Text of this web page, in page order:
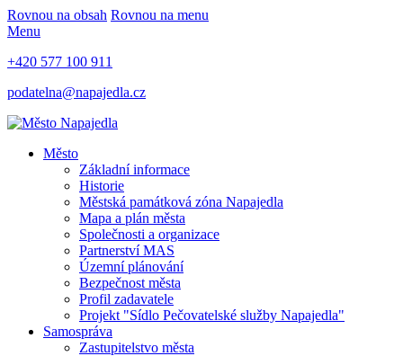
Rovnou na obsah Rovnou na menu
Menu
+420 577 100 911
podatelna@napajedla.cz
Město
Základní informace
Historie
Městská památková zóna Napajedla
Mapa a plán města
Společnosti a organizace
Partnerství MAS
Územní plánování
Bezpečnost města
Profil zadavatele
Projekt "Sídlo Pečovatelské služby Napajedla"
Samospráva
Zastupitelstvo města